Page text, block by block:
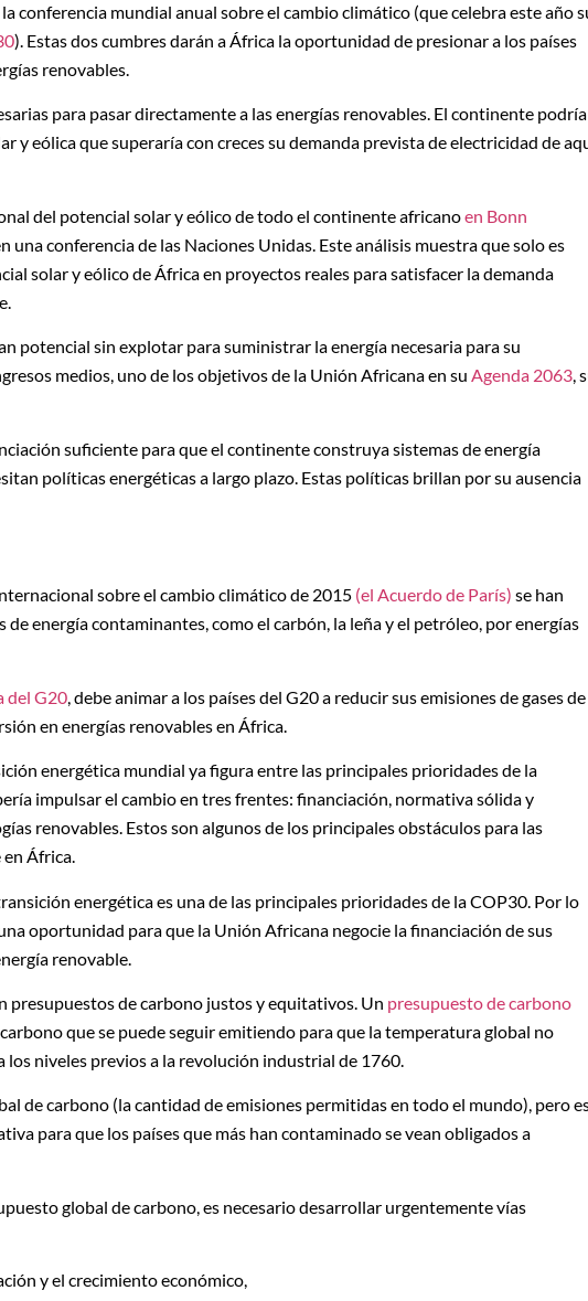
conferencia mundial anual sobre el cambio climático (que celebra este año
). Estas dos cumbres darán a África la oportunidad de presionar a los países
renovables.
para pasar directamente a las energías renovables. El continente podría
y eólica que superaría con creces su demanda prevista de electricidad de
del potencial solar y eólico de todo el continente africanoen Bonn
una conferencia de las Naciones Unidas. Este análisis muestra que solo es
solar y eólico de África en proyectos reales para satisfacer la demanda
potencial sin explotar para suministrar la energía necesaria para su
medios, uno de los objetivos de la Unión Africana en su Agenda 2063,
suficiente para que el continente construya sistemas de energía
políticas energéticas a largo plazo. Estas políticas brillan por su ausencia
sobre el cambio climático de 2015 (el Acuerdo de París) se han
energía contaminantes, como el carbón, la leña y el petróleo, por energías
del G20 , debe animar a los países del G20 a reducir sus emisiones de gases de
en energías renovables en África.
energética mundial ya figura entre las principales prioridades de la
impulsar el cambio en tres frentes: financiación, normativa sólida y
renovables. Estos son algunos de los principales obstáculos para las
África.
energética es una de las principales prioridades de la COP30. Por lo
oportunidad para que la Unión Africana negocie la financiación de sus
renovable.
presupuestos de carbono justos y equitativos. Un presupuesto de carbono
que se puede seguir emitiendo para que la temperatura global no
los niveles previos a la revolución industrial de 1760.
de carbono (la cantidad de emisiones permitidas en todo el mundo), pero
para que los países que más han contaminado se vean obligados a
global de carbono, es necesario desarrollar urgentemente vías
y el crecimiento económico,